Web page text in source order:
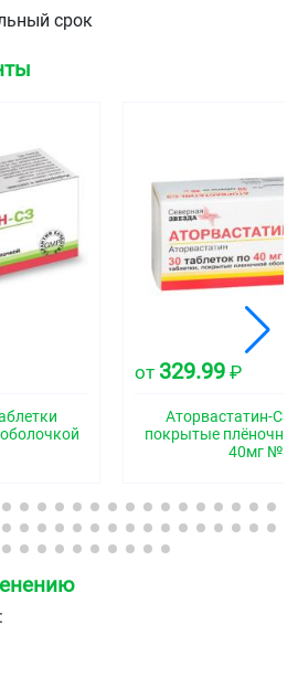
срок
от 329.99 ₽
Аторвастатин-СЗ
покрытые
40мг
ХС, ХС-ЛПНП, апо-В и ТГ у